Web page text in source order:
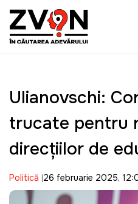
Ulianovschi:
trucate pentru
direcțiilor de
Politică 26 februarie 2025,